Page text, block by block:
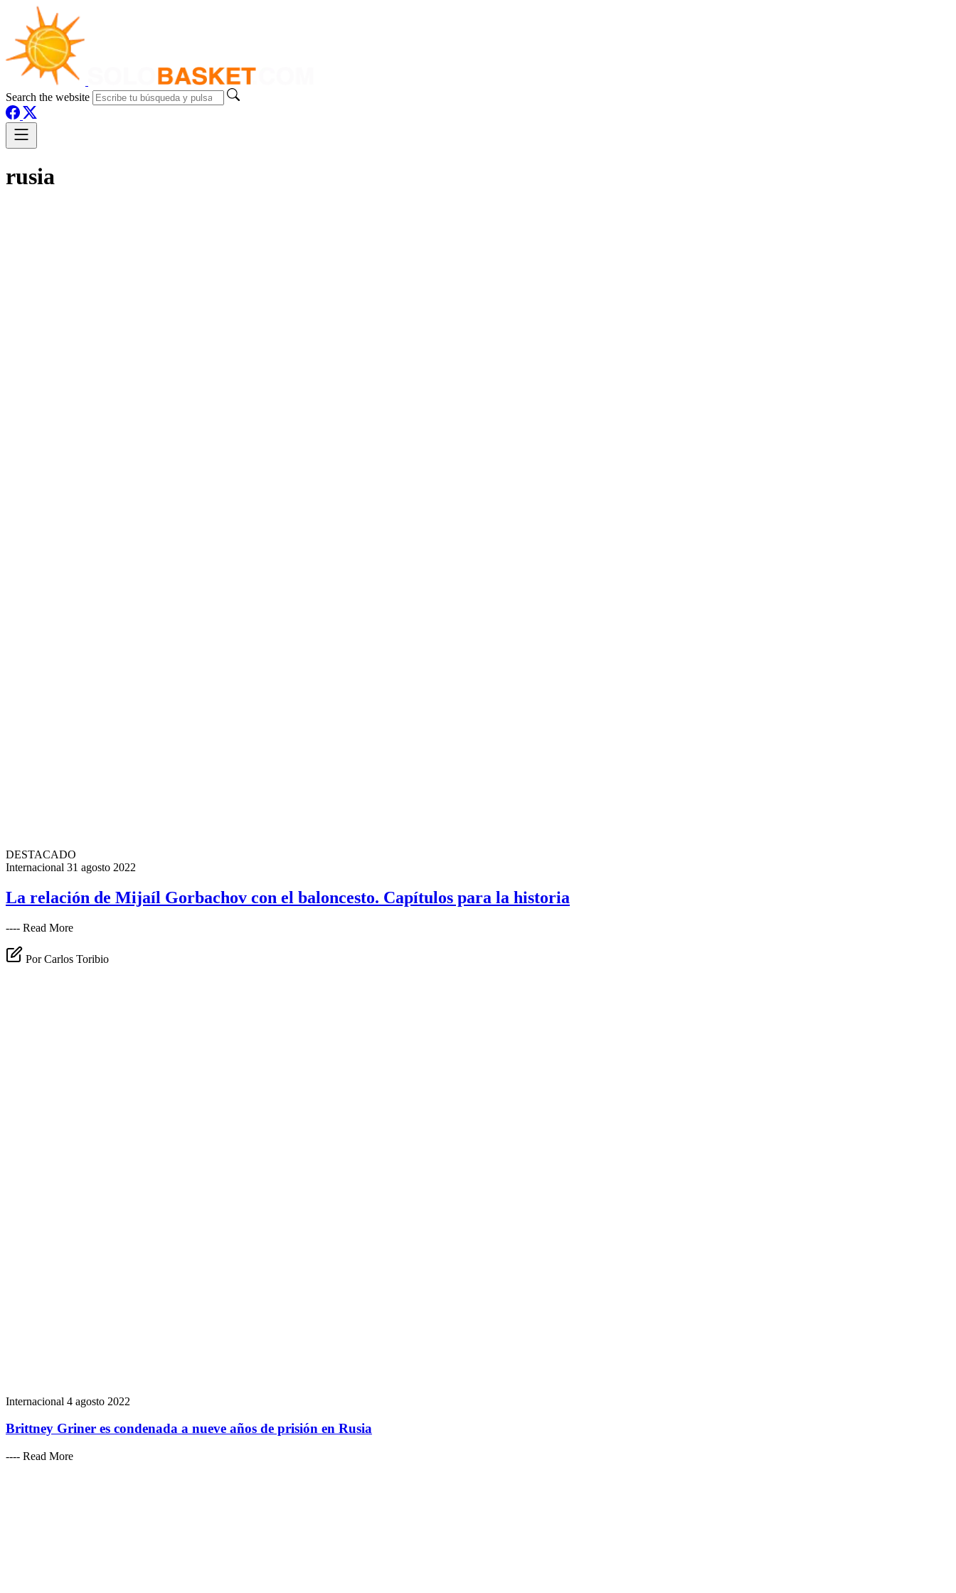
Search the website
rusia
DESTACADO
Internacional 31 agosto 2022
La relación de Mijaíl Gorbachov con el baloncesto. Capítulos para la historia
---- Read More
Por Carlos Toribio
Internacional 4 agosto 2022
Brittney Griner es condenada a nueve años de prisión en Rusia
---- Read More